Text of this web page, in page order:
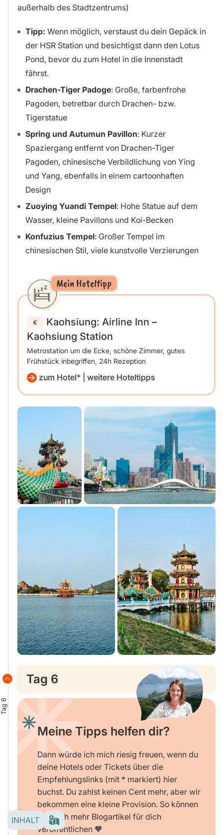
außerhalb des Stadtzentrums)
Tipp: Wenn möglich, verstaust du dein Gepäck in
der HSR Station und besichtigst dann den Lotus
Pond, bevor du zum Hotel in die Innenstadt
fährst.
Drachen-Tiger Padoge: Große, farbenfrohe
Pagoden, betretbar durch Drachen- bzw.
Tigerstatue
Spring und Autumun Pavillon: Kurzer
Spaziergang entfernt von Drachen-Tiger
Pagoden, chinesische Verbildlichung von Ying
und Yang, ebenfalls in einem cartoonhaften
Design
Zuoying Yuandi Tempel: Hohe Statue auf dem
Wasser, kleine Pavillons und Koi-Becken
Konfuzius Tempel: Großer Tempel im
chinesischen Stil, viele kunstvolle Verzierungen
Mein Hoteltipp
Kaohsiung: Airline Inn –
Kaohsiung Station
Metrostation um die Ecke, schöne Zimmer, gutes
Frühstück inbegriffen, 24h Rezeption
zum Hotel weitere Hoteltipps
Tag 6
Tag 6
Meine Tipps helfen dir?
Dann würde ich mich riesig freuen, wenn du
deine Hotels oder Tickets über die
Empfehlungslinks (mit * markiert) hier
buchst. Du zahlst keinen Cent mehr, aber wir
bekommen eine kleine Provision. So können
wir noch mehr Blogartikel für dich
veröffentlichen 🧡
INHALT